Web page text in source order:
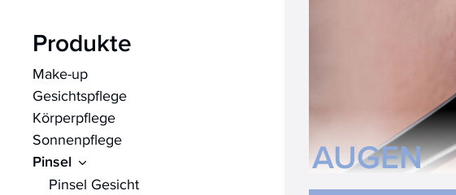
Lippen
Haare
alle Produkte
alle Produkte
Produkte
Make-up
Gesichtspflege
Körperpflege
Sonnenpflege
Pinsel
Pinsel Gesicht
AUGEN